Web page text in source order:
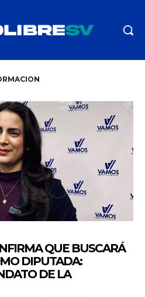
QUE BUSCARÁ
DIPUTADA:
DE LA